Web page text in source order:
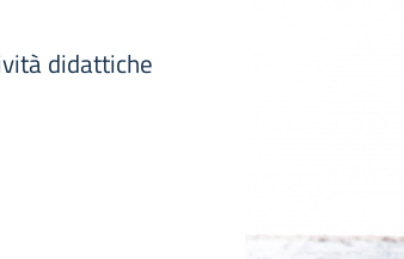
didattiche